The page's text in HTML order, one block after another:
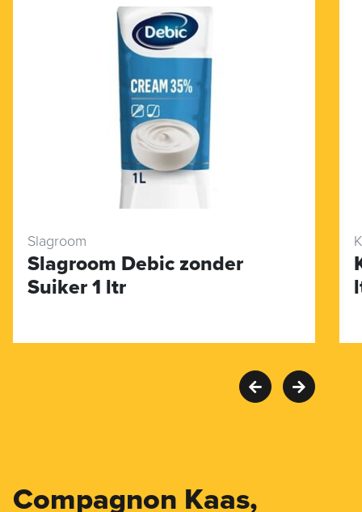
Slagroom
Slagroom Debic zonder
Suiker 1 ltr
Compagnon Kaas,